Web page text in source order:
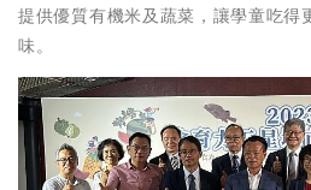
提供優質有機米及蔬菜，讓學童吃得
味。